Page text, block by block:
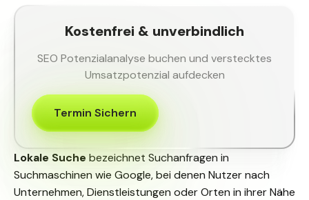
Lokale Suche bezeichnet Suchanfragen in
Suchmaschinen wie Google, bei denen Nutzer nach
Unternehmen, Dienstleistungen oder Orten in ihrer Nähe
Kostenfrei & unverbindlich
SEO Potenzialanalyse buchen und verstecktes
Umsatzpotenzial aufdecken
Termin Sichern